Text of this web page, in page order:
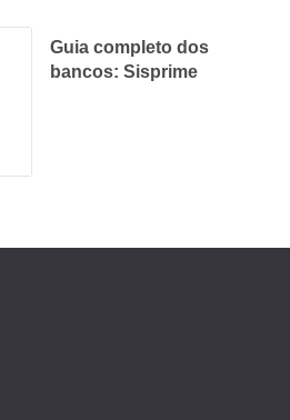
Guia completo dos
bancos: Sisprime